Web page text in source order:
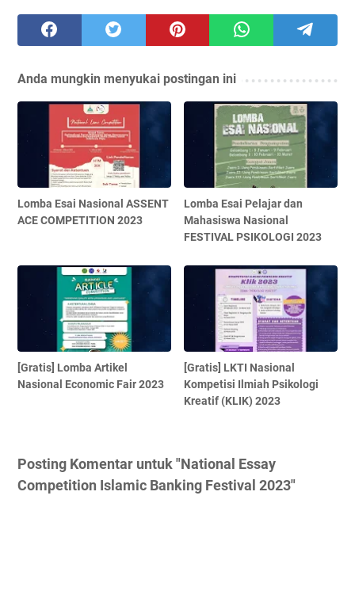
Anda mungkin menyukai postingan ini
Lomba Esai Nasional ASSENT
ACE COMPETITION 2023
Lomba Esai Pelajar dan
Mahasiswa Nasional
FESTIVAL PSIKOLOGI 2023
[Gratis] Lomba Artikel
Nasional Economic Fair 2023
[Gratis] LKTI Nasional
Kompetisi Ilmiah Psikologi
Kreatif (KLIK) 2023
Posting Komentar untuk "National Essay
Competition Islamic Banking Festival 2023"